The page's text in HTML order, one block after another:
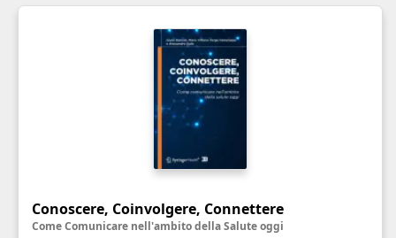
Conoscere, Coinvolgere, Connettere
Come Comunicare nell'ambito della Salute oggi